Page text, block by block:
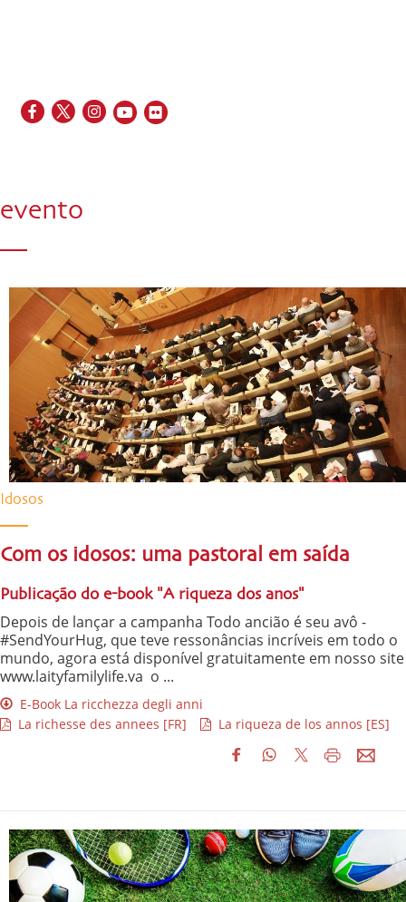
evento
Idosos
Com os idosos: uma pastoral em saída
Publicação do e-book "A riqueza dos anos"
Depois de lançar a campanha Todo ancião é seu avô -
#SendYourHug, que teve ressonâncias incríveis em todo o
mundo, agora está disponível gratuitamente em nosso site
www.laityfamilylife.va o ...
E-Book La ricchezza degli anni
La richesse des annees [FR]
La riqueza de los annos [ES]